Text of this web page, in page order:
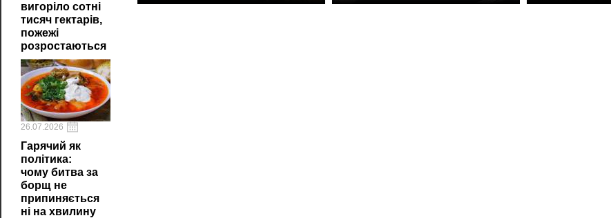
вигоріло сотні
тисяч гектарів,
пожежі
розростаються
26.07.2026
Гарячий як
політика:
чому битва за
борщ не
припиняється
ні на хвилину